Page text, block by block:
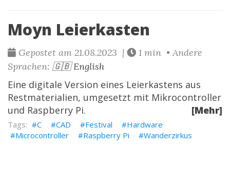
Moyn Leierkasten
Gepostet am 21.08.2023 |
1 min • Andere
Sprachen: 🇬🇧 English
Eine digitale Version eines Leierkastens aus
Restmaterialien, umgesetzt mit Mikrocontroller
und Raspberry Pi.
[Mehr]
C CAD Festival
Hardware
Microcontroller
Raspberry Pi Wanderzirkus